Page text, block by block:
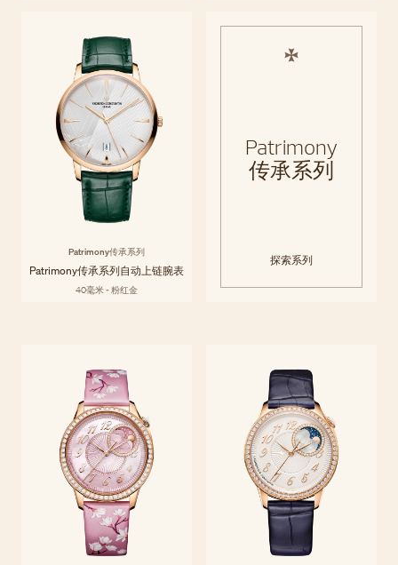
Patrimony传承系列
Patrimony传承系列自动上链腕表
40毫米 - 粉红金
Patrimony
传承系列
探索系列
Égérie伊灵女神系列
Égérie伊灵女神系列专为女性设计并致敬女性精神，将高级定制时装与高
级制表工艺巧妙融合，以当代审美和历史传承的精湛工艺，礼赞风格与材
质的迷人魅力。无论以何种标准衡量，伊灵女神腕表皆可谓内外兼修，气
质天成。
探索系列